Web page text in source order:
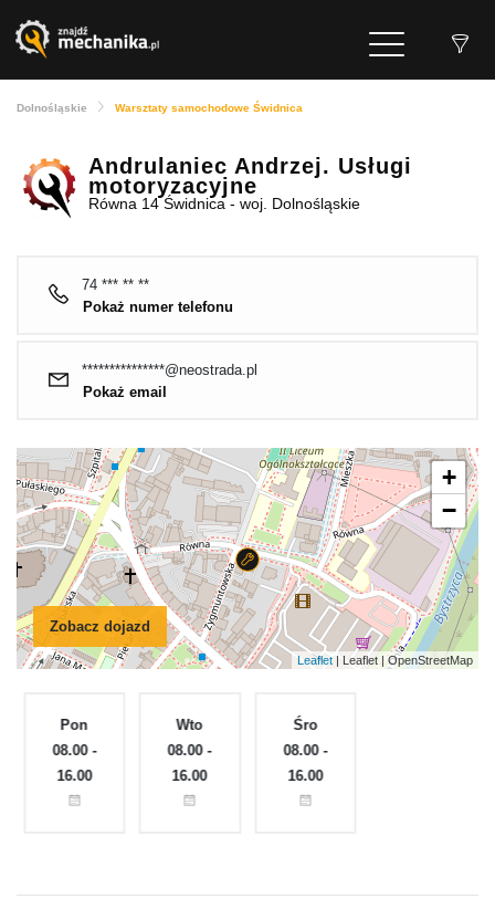
Dolnośląskie Warsztaty samochodowe Świdnica
Andrulaniec Andrzej. Usługi
motoryzacyjne
Równa 14 Świdnica - woj. Dolnośląskie
74 *** ** **
Pokaż numer telefonu
***************@neostrada.pl
Pokaż email
Zobacz dojazd
+
−
Leaflet | Leaflet | OpenStreetMap
Pon
08.00 -
16.00
Wto
08.00 -
16.00
Śro
08.00 -
16.00